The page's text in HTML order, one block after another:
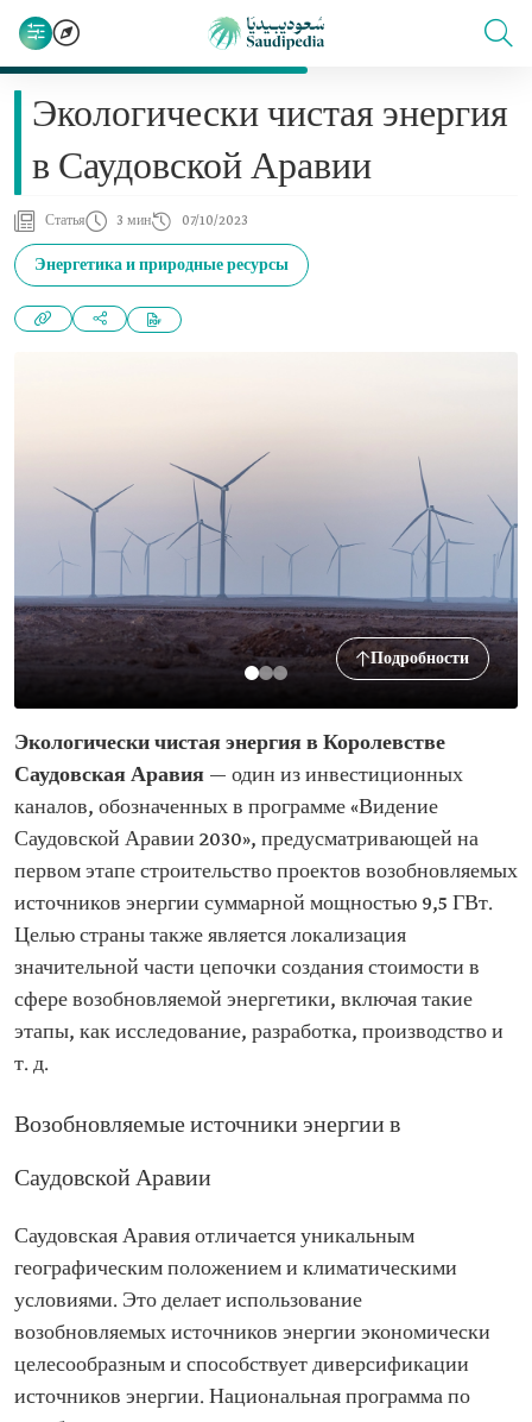
Экологически чистая энергия
в Саудовской Аравии
Статья 3 мин 07/10/2023
Энергетика и природные ресурсы
Подробности
Экологически чистая энергия в Королевстве
Саудовская Аравия — один из инвестиционных
каналов, обозначенных в программе «Видение
Саудовской Аравии 2030», предусматривающей на
первом этапе строительство проектов возобновляемых
источников энергии суммарной мощностью 9,5 ГВт.
Целью страны также является локализация
значительной части цепочки создания стоимости в
сфере возобновляемой энергетики, включая такие
этапы, как исследование, разработка, производство и
т. д.
Возобновляемые источники энергии в
Саудовской Аравии
Саудовская Аравия отличается уникальным
географическим положением и климатическими
условиями. Это делает использование
возобновляемых источников энергии экономически
целесообразным и способствует диверсификации
источников энергии. Национальная программа по